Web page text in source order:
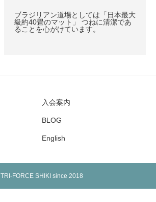
ブラジリアン道場としては「日本最大
級約40畳のマット」 つねに清潔であ
ることを心がけています。
入会案内
BLOG
English
TRI-FORCE SHIKI since 2018